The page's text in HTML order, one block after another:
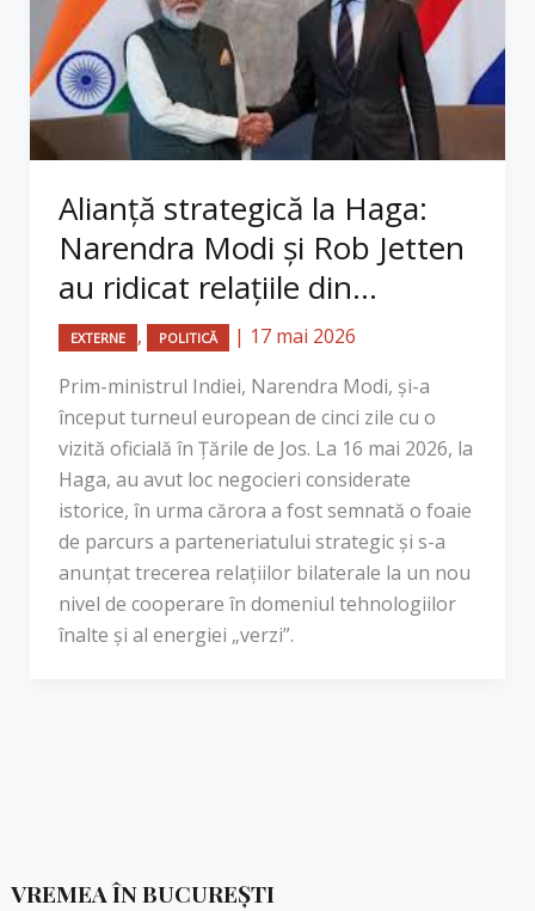
Alianță strategică la Haga:
Narendra Modi și Rob Jetten
au ridicat relațiile din...
EXTERNE , POLITICĂ | 17 mai 2026
Prim-ministrul Indiei, Narendra Modi, și-a
început turneul european de cinci zile cu o
vizită oficială în Țările de Jos. La 16 mai 2026, la
Haga, au avut loc negocieri considerate
istorice, în urma cărora a fost semnată o foaie
de parcurs a parteneriatului strategic și s-a
anunțat trecerea relațiilor bilaterale la un nou
nivel de cooperare în domeniul tehnologiilor
înalte și al energiei „verzi”.
VREMEA ÎN BUCUREȘTI